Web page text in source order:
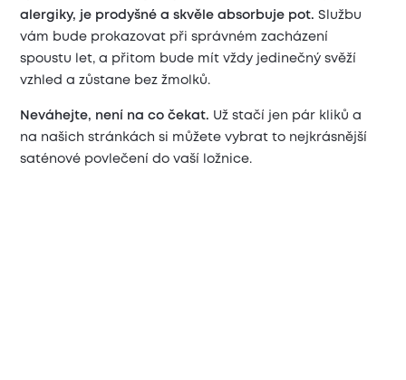
alergiky, je prodyšné a skvěle absorbuje pot. Službu
vám bude prokazovat při správném zacházení
spoustu let, a přitom bude mít vždy jedinečný svěží
vzhled a zůstane bez žmolků.
Neváhejte, není na co čekat. Už stačí jen pár kliků a
na našich stránkách si můžete vybrat to nejkrásnější
saténové povlečení do vaší ložnice.